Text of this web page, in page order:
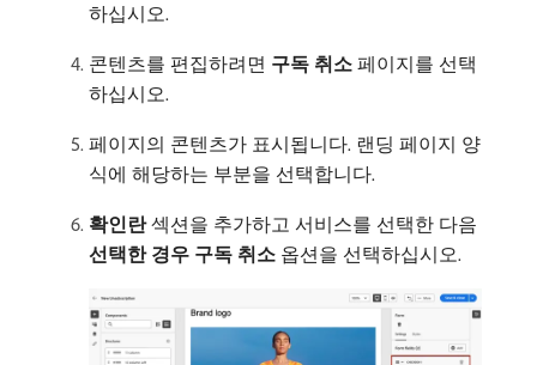
하십시오.
콘텐츠를 편집하려면 구독 취소 페이지를 선택
하십시오.
페이지의 콘텐츠가 표시됩니다. 랜딩 페이지 양
식에 해당하는 부분을 선택합니다.
확인란섹션을 추가하고 서비스를 선택한 다음
선택한 경우 구독 취소 옵션을 선택하십시오.